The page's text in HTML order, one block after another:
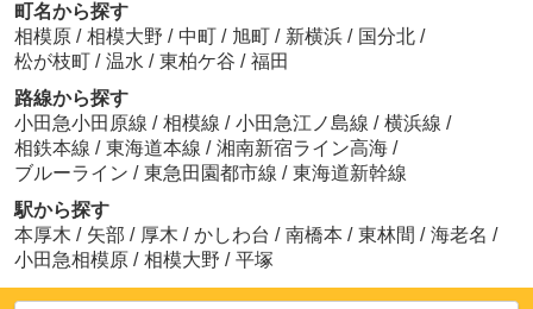
町名から探す
相模原 / 相模大野 / 中町 / 旭町 / 新横浜 / 国分北 /
松が枝町 / 温水 / 東柏ケ谷 / 福田
路線から探す
小田急小田原線 / 相模線 / 小田急江ノ島線 / 横浜線 /
相鉄本線 / 東海道本線 / 湘南新宿ライン高海 /
ブルーライン / 東急田園都市線 / 東海道新幹線
駅から探す
本厚木 / 矢部 / 厚木 / かしわ台 / 南橋本 / 東林間 / 海老名 /
小田急相模原 / 相模大野 / 平塚